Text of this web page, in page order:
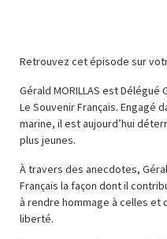
Retrouvez cet épisode sur
Gérald MORILLAS est
Le Souvenir Français. Engagé
marine, il est aujourd’hui
plus jeunes.
À travers des anecdotes,
Français la façon dont il
à rendre hommage à celles et
liberté.